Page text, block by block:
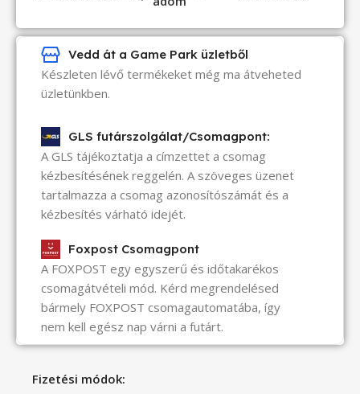
Vedd át a Game Park üzletből
Készleten lévő termékeket még ma átveheted
üzletünkben.
GLS futárszolgálat/Csomagpont:
A GLS tájékoztatja a címzettet a csomag
kézbesítésének reggelén. A szöveges üzenet
tartalmazza a csomag azonosítószámát és a
kézbesítés várható idejét.
Foxpost Csomagpont
A FOXPOST egy egyszerű és időtakarékos
csomagátvételi mód. Kérd megrendelésed
bármely FOXPOST csomagautomatába, így
nem kell egész nap várni a futárt.
Fizetési módok: